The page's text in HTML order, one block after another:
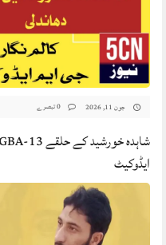
جون 11, 2026
ایڈوکیٹ